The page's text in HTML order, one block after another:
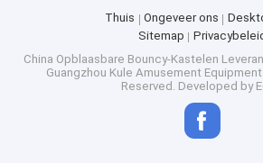
Thuis Ongeveer ons
Sitemap
China Opblaasbare Bouncy-Kastelen
Guangzhou Kule Amusement
Reserved. Developed by